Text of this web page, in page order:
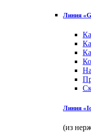
Линия
Линия
(из